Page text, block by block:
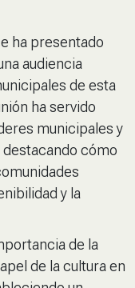
ha presentado
audiencia
de esta
ha servido
municipales y
cómo
y la
de la
de la cultura en